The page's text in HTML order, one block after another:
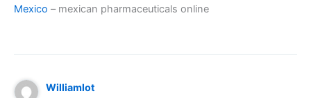
Mexico – mexican pharmaceuticals online
Williamlot